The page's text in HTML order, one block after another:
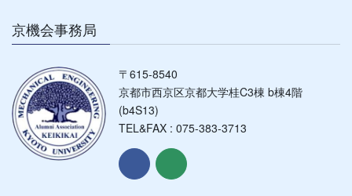
京機会事務局
〒615-8540
京都市西京区京都大学桂C3棟 b棟4階
(b4S13)
TEL&FAX : 075-383-3713